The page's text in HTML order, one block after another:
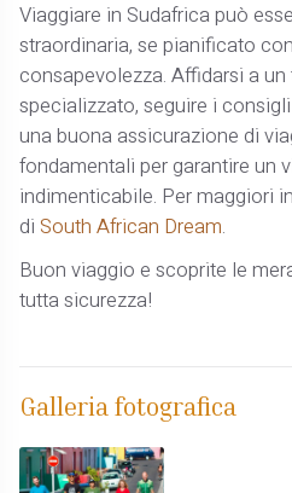
Viaggiare in Sudafrica può
straordinaria, se pianificato
consapevolezza. Affidarsi a
specializzato, seguire i
una buona assicurazione di
fondamentali per garantire un
indimenticabile. Per maggiori
di South African Dream.
Buon viaggio e scoprite le
tutta sicurezza!
Galleria fotografica